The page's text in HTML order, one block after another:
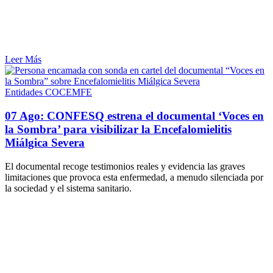
Leer Más
Entidades COCEMFE
07 Ago: CONFESQ estrena el documental ‘Voces en
la Sombra’ para visibilizar la Encefalomielitis
Miálgica Severa
El documental recoge testimonios reales y evidencia las graves
limitaciones que provoca esta enfermedad, a menudo silenciada por
la sociedad y el sistema sanitario.